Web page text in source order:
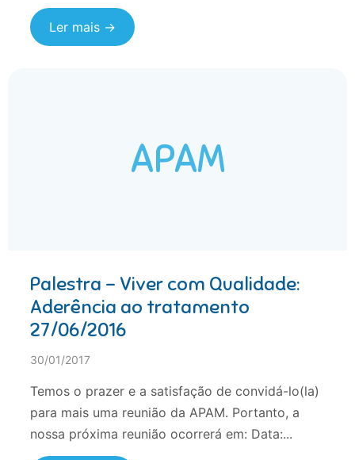
Ler mais →
APAM
Palestra – Viver com Qualidade:
Aderência ao tratamento
27/06/2016
30/01/2017
Temos o prazer e a satisfação de convidá-lo(la)
para mais uma reunião da APAM. Portanto, a
nossa próxima reunião ocorrerá em: Data:...